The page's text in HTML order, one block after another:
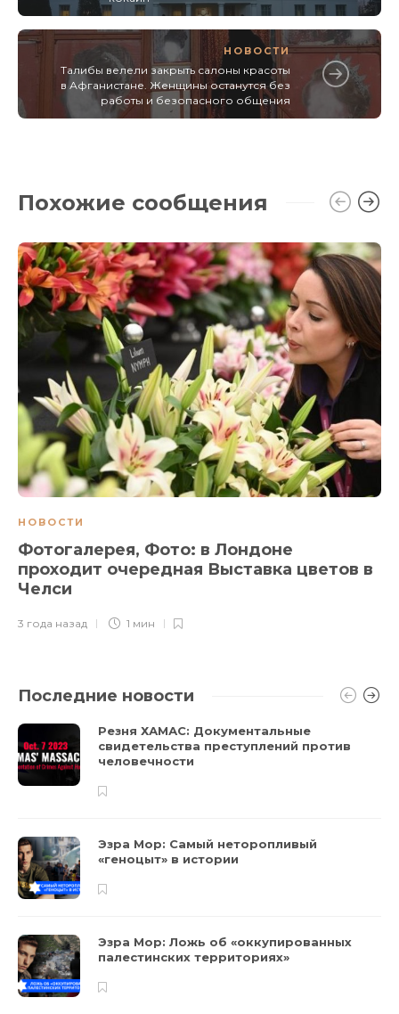
НОВОСТИ
Талибы велели закрыть салоны красоты
в Афганистане. Женщины останутся без
работы и безопасного общения
Похожие сообщения
НОВОСТИ
Фотогалерея, Фото: в Лондоне
проходит очередная Выставка цветов в
Челси
3 года назад 1 мин
Последние новости
Резня ХАМАС: Документальные
свидетельства преступлений против
человечности
Эзра Мор: Самый неторопливый
«геноцыт» в истории
Эзра Мор: Ложь об «оккупированных
палестинских территориях»